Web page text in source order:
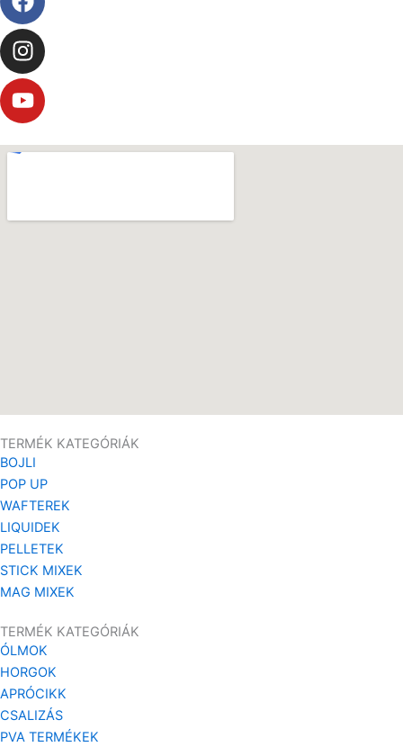
TERMÉK KATEGÓRIÁK
BOJLI
POP UP
WAFTEREK
LIQUIDEK
PELLETEK
STICK MIXEK
MAG MIXEK
TERMÉK KATEGÓRIÁK
ÓLMOK
HORGOK
APRÓCIKK
CSALIZÁS
PVA TERMÉKEK